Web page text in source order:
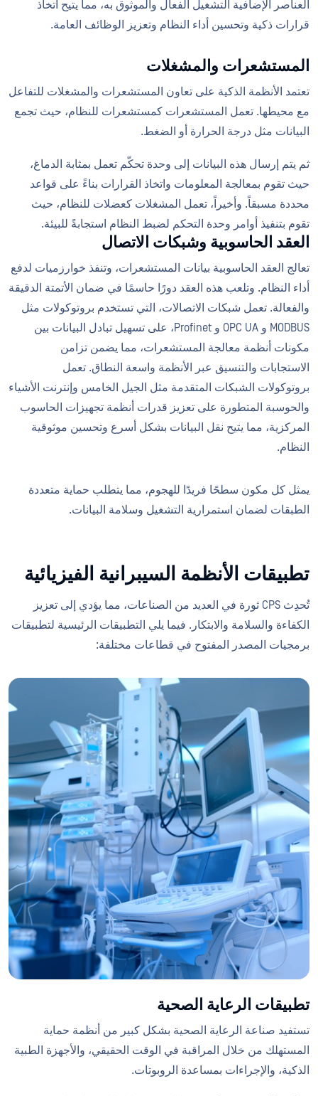
العناصر الإضافية التشغيل الفعال والموثوق به، مما يتيح اتخاذ
قرارات ذكية وتحسين أداء النظام وتعزيز الوظائف العامة.
المستشعرات والمشغلات
تعتمد الأنظمة الذكية على تعاون المستشعرات والمشغلات للتفاعل
مع محيطها. تعمل المستشعرات كمستشعرات للنظام، حيث تجمع
البيانات مثل درجة الحرارة أو الضغط.
ثم يتم إرسال هذه البيانات إلى وحدة تحكّم تعمل بمثابة الدماغ،
حيث تقوم بمعالجة المعلومات واتخاذ القرارات بناءً على قواعد
محددة مسبقاً. وأخيراً، تعمل المشغلات كعضلات للنظام، حيث
تقوم بتنفيذ أوامر وحدة التحكم لضبط النظام استجابةً للبيئة.
العقد الحاسوبية وشبكات الاتصال
تعالج العقد الحاسوبية بيانات المستشعرات، وتنفذ خوارزميات لدفع
أداء النظام. وتلعب هذه العقد دورًا حاسمًا في ضمان الأتمتة الدقيقة
والفعالة. تعمل شبكات الاتصالات، التي تستخدم بروتوكولات مثل
MODBUS و OPC UA و Profinet، على تسهيل تبادل البيانات بين
مكونات أنظمة معالجة المستشعرات، مما يضمن تزامن
الاستجابات والتنسيق عبر الأنظمة واسعة النطاق. تعمل
بروتوكولات الشبكات المتقدمة مثل الجيل الخامس وإنترنت الأشياء
والحوسبة المتطورة على تعزيز قدرات أنظمة تجهيزات الحاسوب
المركزية، مما يتيح نقل البيانات بشكل أسرع وتحسين موثوقية
النظام.
يمثل كل مكون سطحًا فريدًا للهجوم، مما يتطلب حماية متعددة
الطبقات لضمان استمرارية التشغيل وسلامة البيانات.
تطبيقات الأنظمة السيبرانية الفيزيائية
تُحدِث CPS ثورة في العديد من الصناعات، مما يؤدي إلى تعزيز
الكفاءة والسلامة والابتكار. فيما يلي التطبيقات الرئيسية لتطبيقات
برمجيات المصدر المفتوح في قطاعات مختلفة:
تطبيقات الرعاية الصحية
تستفيد صناعة الرعاية الصحية بشكل كبير من أنظمة حماية
المستهلك من خلال المراقبة في الوقت الحقيقي، والأجهزة الطبية
الذكية، والإجراءات بمساعدة الروبوتات.